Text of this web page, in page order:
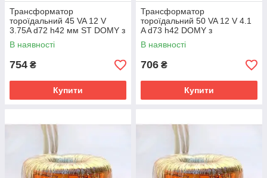
Трансформатор
тороїдальний 45 VA 12 V
3.75A d72 h42 мм ST DOMY з
термозапобіжником
В наявності
754 ₴
Купити
Трансформатор
тороїдальний 50 VA 12 V 4.1
A d73 h42 DOMY з
одноразовим
термозапобіжником
В наявності
706 ₴
Купити